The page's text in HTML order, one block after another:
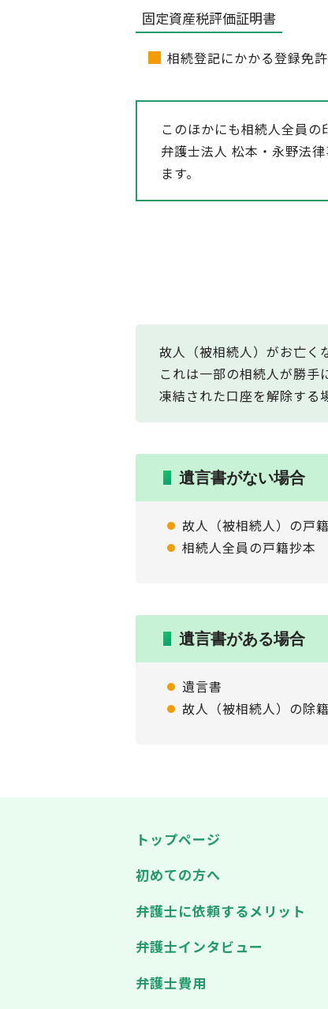
固定資産税評価証明書
相続登記にかかる登録免
このほかにも相続人全員の
弁護士法人 松本・永野法
ます。
故人（被相続人）がお亡く
これは一部の相続人が勝手
凍結された口座を解除する
遺言書がない場合
故人（被相続人）の戸
相続人全員の戸籍抄本
遺言書がある場合
遺言書
故人（被相続人）の除
トップページ
初めての方へ
弁護士に依頼するメリット
弁護士インタビュー
弁護士費用